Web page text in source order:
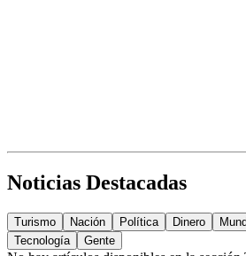
Noticias Destacadas
Turismo Nación Política Dinero
Tecnología
Gente